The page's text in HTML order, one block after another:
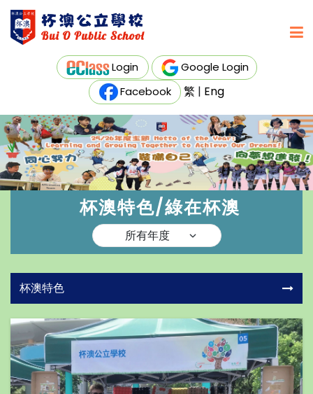
Login
Google Login
Facebook
繁 | Eng
杯澳特色/綠在杯澳
杯澳特色